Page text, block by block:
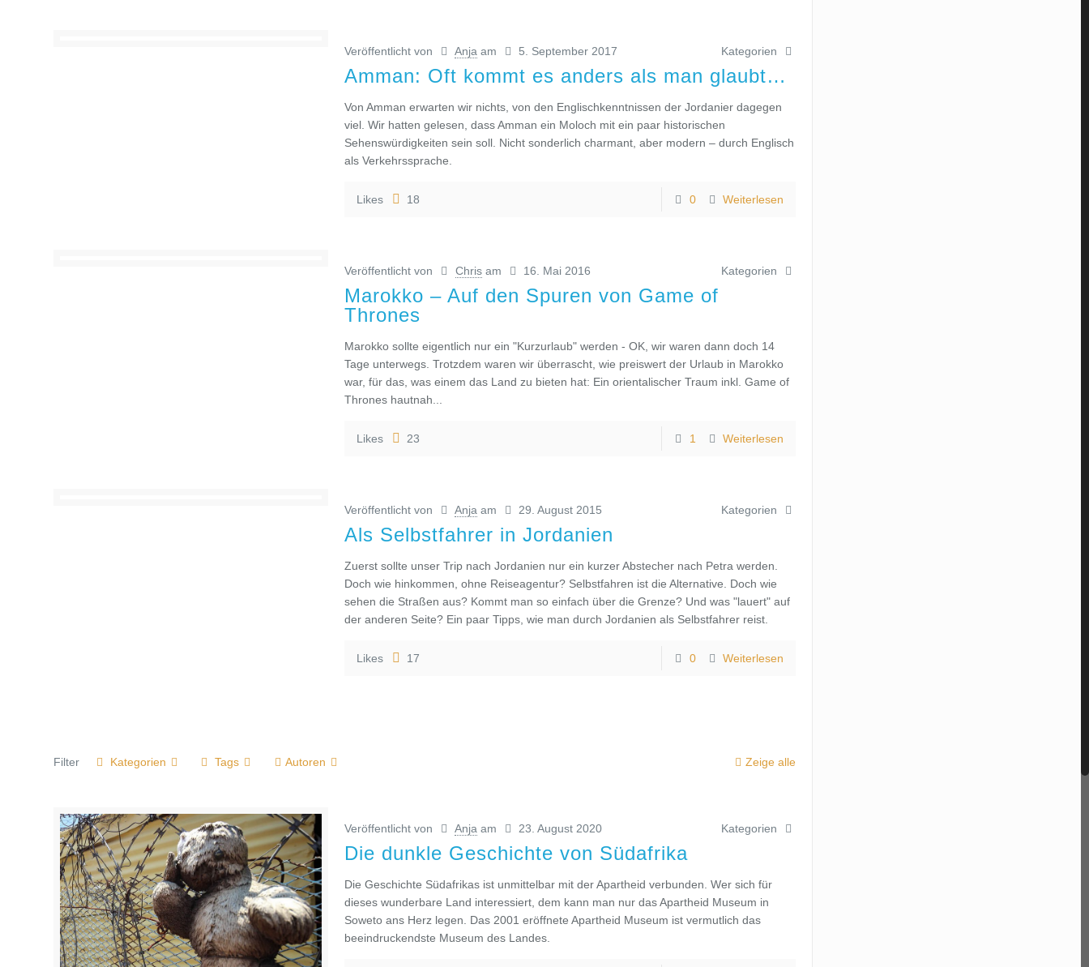
Veröffentlicht von Anja am 5. September 2017 Kategorien
Amman: Oft kommt es anders als man glaubt…
Von Amman erwarten wir nichts, von den Englischkenntnissen der Jordanier dagegen
viel. Wir hatten gelesen, dass Amman ein Moloch mit ein paar historischen
Sehenswürdigkeiten sein soll. Nicht sonderlich charmant, aber modern – durch Englisch
als Verkehrssprache.
Likes 18 0 Weiterlesen
Veröffentlicht von Chris am 16. Mai 2016 Kategorien
Marokko – Auf den Spuren von Game of
Thrones
Marokko sollte eigentlich nur ein "Kurzurlaub" werden - OK, wir waren dann doch 14
Tage unterwegs. Trotzdem waren wir überrascht, wie preiswert der Urlaub in Marokko
war, für das, was einem das Land zu bieten hat: Ein orientalischer Traum inkl. Game of
Thrones hautnah...
Likes 23 1 Weiterlesen
Veröffentlicht von Anja am 29. August 2015 Kategorien
Als Selbstfahrer in Jordanien
Zuerst sollte unser Trip nach Jordanien nur ein kurzer Abstecher nach Petra werden.
Doch wie hinkommen, ohne Reiseagentur? Selbstfahren ist die Alternative. Doch wie
sehen die Straßen aus? Kommt man so einfach über die Grenze? Und was "lauert" auf
der anderen Seite? Ein paar Tipps, wie man durch Jordanien als Selbstfahrer reist.
Likes 17 0 Weiterlesen
Filter Kategorien Tags Autoren Zeige alle
Veröffentlicht von Anja am 23. August 2020 Kategorien
Die dunkle Geschichte von Südafrika
Die Geschichte Südafrikas ist unmittelbar mit der Apartheid verbunden. Wer sich für
dieses wunderbare Land interessiert, dem kann man nur das Apartheid Museum in
Soweto ans Herz legen. Das 2001 eröffnete Apartheid Museum ist vermutlich das
beeindruckendste Museum des Landes.